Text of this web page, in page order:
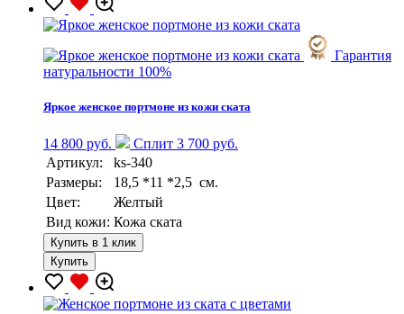
Гарантия
натуральности 100%
Яркое женское портмоне из кожи ската
14 800 руб.
Сплит 3 700 руб.
Артикул:
ks-340
Размеры:
18,5 *11 *2,5 см.
Цвет:
Желтый
Вид кожи: Кожа ската
Купить в 1 клик
Купить